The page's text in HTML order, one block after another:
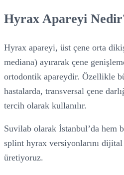
Hyrax Apareyi
Hyrax apareyi, üst çene orta
mediana) ayırarak çene
ortodontik apareydir. Özellikle
hastalarda, transversal çene
tercih olarak kullanılır.
Suvilab olarak İstanbul’da hem
splint hyrax versiyonlarını
üretiyoruz.